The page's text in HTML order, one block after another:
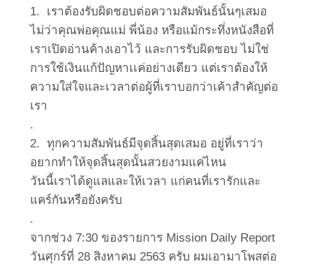
1. เราต้องรับผิดชอบต่อความสัมพันธ์นั้นๆเสมอ
ไม่ว่าคุณพ่อคุณแม่ พี่น้อง หรือแม้กระทึ่งหนังสือที่
เราเปิดอ่านค้างเอาไว้ และการรับผิดชอบ ไม่ใช่
การใช้เงินแก้ปัญหาเเค่อย่างเดียว แต่เราต้องให้
ความใส่ใจและเวลาต่อผู้ที่เราบอกว่าเค้าสำคัญต่อ
เรา
.
2. ทุกความสัมพันธ์มีจุดสิ้นสุดเสมอ อยู่ที่เราว่า
อยากทำให้จุดสิ้นสุดนั้นสวยงามแค่ไหน
วันนี้เราได้ดูแลและให้เวลา แก่คนที่เรารักและ
แคร์กันหรือยังครับ
.
จากช่วง 7:30 ของรายการ Mission Daily Report
วันศุกร์ที่ 28 สิงหาคม 2563 ครับ ผมเอามาโพสต่อ